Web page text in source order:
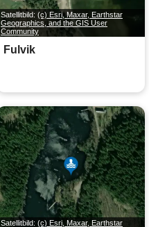
Satellitbild: (c) Esri, Maxar, Earthstar
Geographics, and the GIS User
Community
Fulvik
Satellitbild: (c) Esri, Maxar, Earthstar